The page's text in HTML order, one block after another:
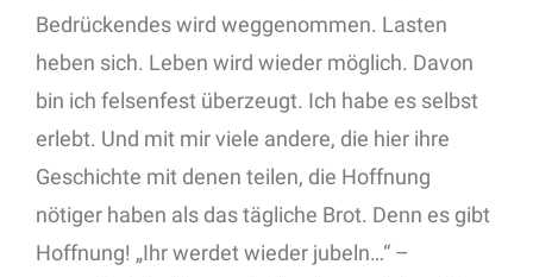
Bedrückendes wird weggenommen. Lasten
heben sich. Leben wird wieder möglich. Davon
bin ich felsenfest überzeugt. Ich habe es selbst
erlebt. Und mit mir viele andere, die hier ihre
Geschichte mit denen teilen, die Hoffnung
nötiger haben als das tägliche Brot. Denn es gibt
Hoffnung! „Ihr werdet wieder jubeln…“ –